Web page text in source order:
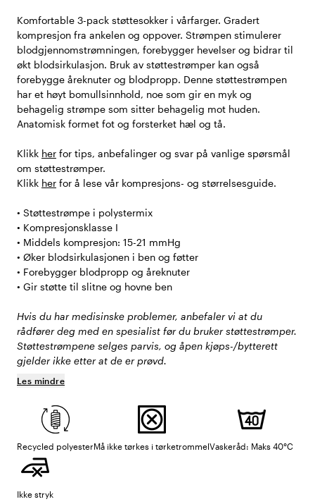
Komfortable 3-pack støttesokker i vårfarger. Gradert
kompresjon fra ankelen og oppover. Strømpen stimulerer
blodgjennomstrømningen, forebygger hevelser og bidrar til
økt blodsirkulasjon. Bruk av støttestrømper kan også
forebygge åreknuter og blodpropp. Denne støttestrømpen
har et høyt bomullsinnhold, noe som gir en myk og
behagelig strømpe som sitter behagelig mot huden.
Anatomisk formet fot og forsterket hæl og tå.
Klikk her for tips, anbefalinger og svar på vanlige spørsmål
om støttestrømper.
Klikk her for å lese vår kompresjons- og størrelsesguide.
• Støttestrømpe i polystermix
• Kompresjonsklasse I
• Middels kompresjon: 15-21 mmHg
• Øker blodsirkulasjonen i ben og føtter
• Forebygger blodpropp og åreknuter
• Gir støtte til slitne og hovne ben
Hvis du har medisinske problemer, anbefaler vi at du
rådfører deg med en spesialist før du bruker støttestrømper.
Støttestrømpene selges parvis, og åpen kjøps-/bytterett
gjelder ikke etter at de er prøvd.
Les mindre
Recycled polyesterMå ikke tørkes i tørketrommelVaskeråd: Maks 40°C
Ikke stryk